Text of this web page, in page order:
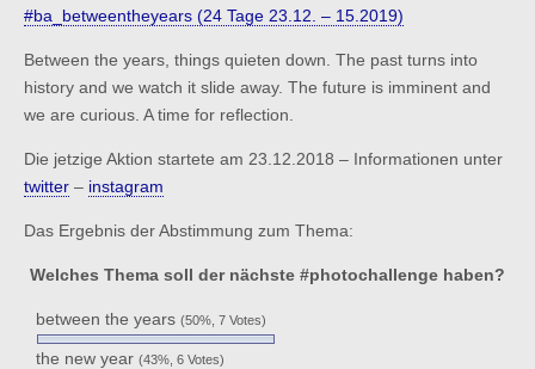
#ba_betweentheyears (24 Tage 23.12. – 15.2019)
Between the years, things quieten down. The past turns into
history and we watch it slide away. The future is imminent and
we are curious. A time for reflection.
Die jetzige Aktion startete am 23.12.2018 – Informationen unter
twitter – instagram
Das Ergebnis der Abstimmung zum Thema:
Welches Thema soll der nächste #photochallenge haben?
between the years (50%, 7 Votes)
the new year (43%, 6 Votes)